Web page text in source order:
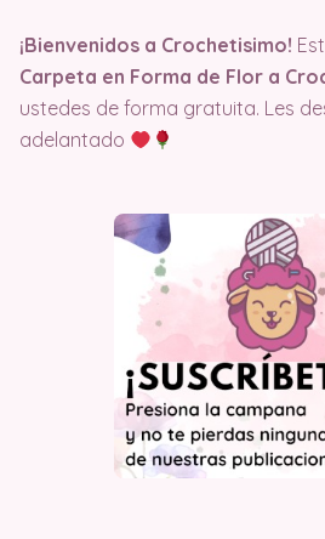
¡Bienvenidos a Crochetisimo!
Carpeta en Forma de Flor a
ustedes de forma gratuita. Les
adelantado